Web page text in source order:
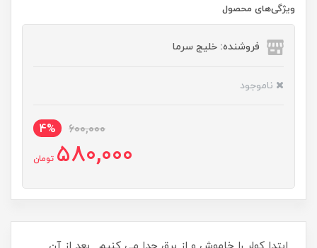
ویژگی‌های محصول
فروشنده: خلیج سرما
ناموجود
600,000
4%
580,000 تومان